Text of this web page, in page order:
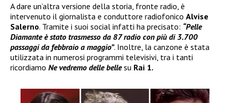
A dare un’altra versione della storia, fronte radio, è
intervenuto il giornalista e conduttore radiofonico Alvise
Salerno. Tramite i suoi social infatti ha precisato: “Pelle
Diamante è stato trasmesso da 87 radio con più di 3.700
passaggi da febbraio a maggio”. Inoltre, la canzone è stata
utilizzata in numerosi programmi televisivi, tra i tanti
ricordiamo Ne vedremo delle bellesu Rai 1.